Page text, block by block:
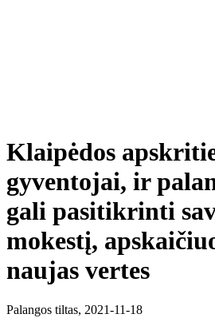
Klaipėdos
gyventojai, ir
gali pasitikrinti
mokestį,
naujas vertes
Palangos tiltas, 2021-11-18